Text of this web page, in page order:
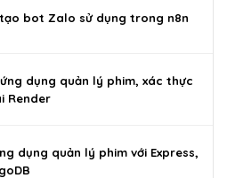
bot Zalo sử dụng trong n8n
dụng quản lý phim, xác thực
Render
dụng quản lý phim với Express,